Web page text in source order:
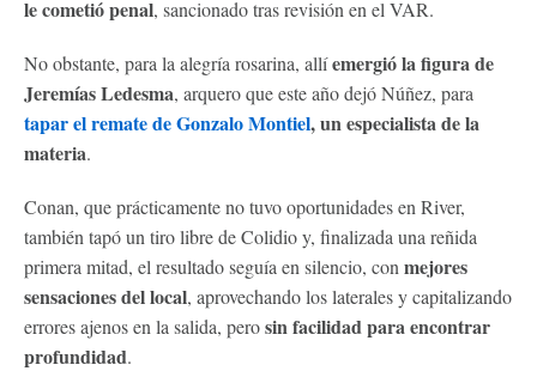
le cometió penal, sancionado tras revisión en el VAR.
No obstante, para la alegría rosarina, allíemergió la figura de
Jeremías Ledesma, arquero que este año dejó Núñez, para
tapar el remate de Gonzalo Montiel, un especialista de la
materia.
Conan, que prácticamente no tuvo oportunidades en River,
también tapó un tiro libre de Colidio y, finalizada una reñida
primera mitad, el resultado seguía en silencio, con mejores
sensaciones del local, aprovechando los laterales y capitalizando
errores ajenos en la salida, perosin facilidad para encontrar
profundidad.